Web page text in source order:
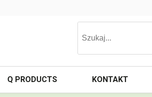
Q PRODUCTS KONTAKT